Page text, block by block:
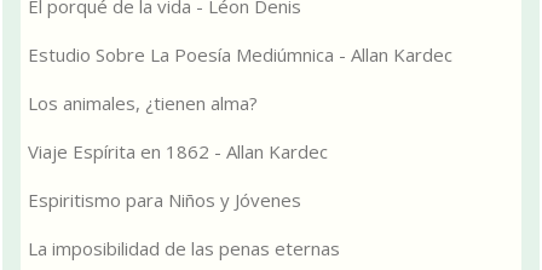
El porqué de la vida - Léon Denis
Estudio Sobre La Poesía Mediúmnica - Allan Kardec
Los animales, ¿tienen alma?
Viaje Espírita en 1862 - Allan Kardec
Espiritismo para Niños y Jóvenes
La imposibilidad de las penas eternas